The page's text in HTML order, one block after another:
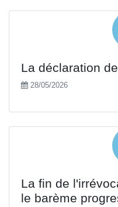
La déclaration
28/05/2026
La fin de
le barème